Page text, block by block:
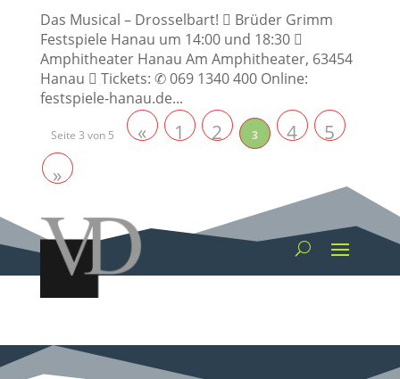
Das Musical – Drosselbart!  Brüder Grimm
Festspiele Hanau um 14:00 und 18:30 
Amphitheater Hanau Am Amphitheater, 63454
Hanau  Tickets: ✆ 069 1340 400 Online:
festspiele-hanau.de...
Seite 3 von 5 « 1 2 3 4
5
»